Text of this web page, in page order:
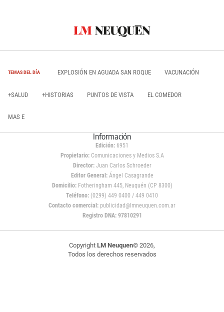
TEMAS DEL DÍA EXPLOSIÓN EN AGUADA SAN ROQUE VACUNACIÓN
+SALUD +HISTORIAS PUNTOS DE VISTA EL COMEDOR
MAS E
Información
Edición: 6951
Propietario:Comunicaciones y Medios S.A
Director: Juan Carlos Schroeder
Editor General:Ángel Casagrande
Domicilio:Fotheringham 445, Neuquén (CP 8300)
Teléfono: (0299) 449 0400 / 449 0410
Contacto comercial: publicidad@lmneuquen.com.ar
Registro DNA: 97810291
Copyright LM Neuquen© 2026,
Todos los derechos reservados